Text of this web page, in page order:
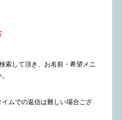
して頂き、お名前・希望メニ
ムでの返信は難しい場合ござ